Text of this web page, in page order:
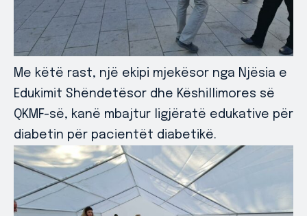
Me këtë rast, një ekipi mjekësor nga Njësia e
Edukimit Shëndetësor dhe Këshillimores së
QKMF-së, kanë mbajtur ligjëratë edukative për
diabetin për pacientët diabetikë.